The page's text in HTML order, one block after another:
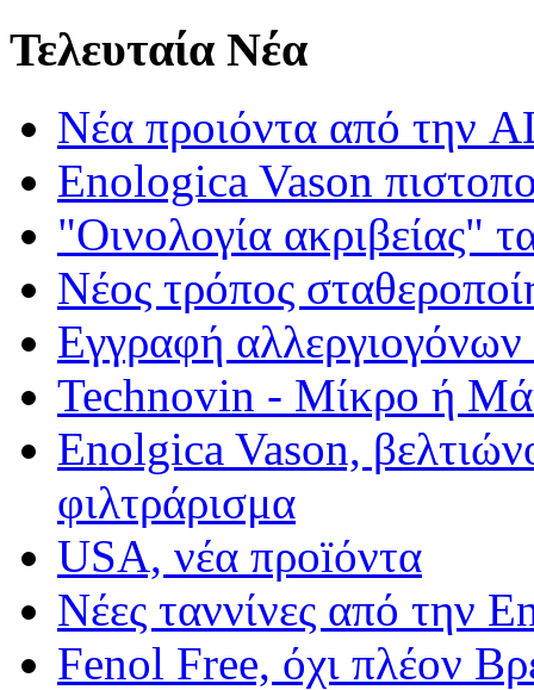
Τελευταία Νέα
Νέα προιόντα από
Enologica Vason
"Οινολογία ακριβείας"
Νέος τρόπος
Εγγραφή αλλεργιογόνων
Technovin - Μίκρο ή
Enolgica Vason,
φιλτράρισμα
USA, νέα προïόντα
Νέες ταννίνες από την
Fenol Free, όχι πλέον